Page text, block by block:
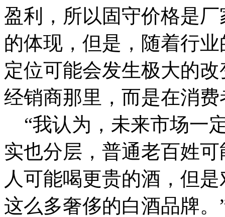
盈利，所以固守价格是
的体现，但是，随着行
定位可能会发生极大的
经销商那里，而是在消
“我认为，未来市场一
实也分层，普通老百姓
人可能喝更贵的酒，但
这么多奢侈的白酒品牌